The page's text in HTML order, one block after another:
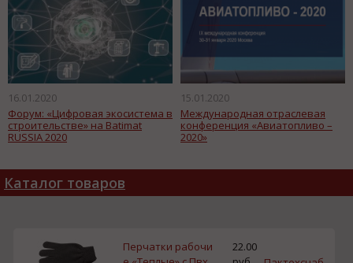
16.01.2020
Форум: «Цифровая экосистема в
строительстве» на Batimat
RUSSIA 2020
15.01.2020
Международная отраслевая
конференция «Авиатопливо –
2020»
Каталог товаров
Перчатки рабочи
22.00